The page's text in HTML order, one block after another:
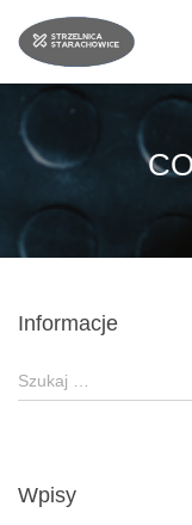
Informacje
S
z
j
Szukaj …
Wpisy